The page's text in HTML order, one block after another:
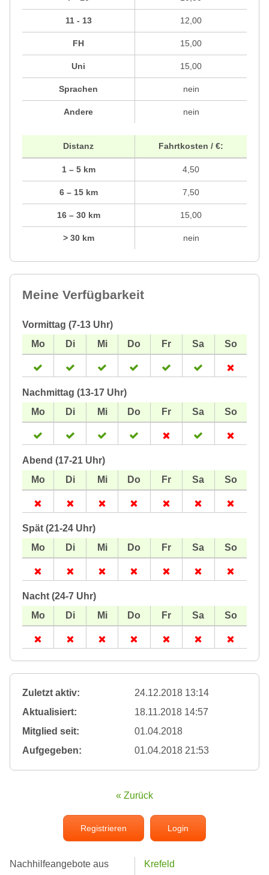
11 - 13
FH
Uni
Sprachen
Andere
12,00
15,00
15,00
nein
nein
Distanz
1 – 5 km
6 – 15 km
16 – 30 km
> 30 km
Fahrtkosten / €:
4,50
7,50
15,00
nein
Meine Verfügbarkeit
Vormittag (7-13 Uhr)
Nachmittag (13-17 Uhr)
Abend (17-21 Uhr)
Spät (21-24 Uhr)
Nacht (24-7 Uhr)
Zuletzt aktiv:
24.12.2018 13:14
Aktualisiert:
18.11.2018 14:57
Mitglied seit:
01.04.2018
Aufgegeben:
01.04.2018 21:53
« Zurück
Registrieren Login
Nachhilfeangebote aus
Krefeld